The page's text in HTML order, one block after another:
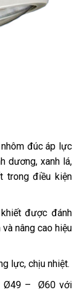
đúc áp lực
dương, xanh lá,
trong điều kiện
được đánh
nâng cao hiệu
lực, chịu nhiệt.
Ø49 – Ø60 với